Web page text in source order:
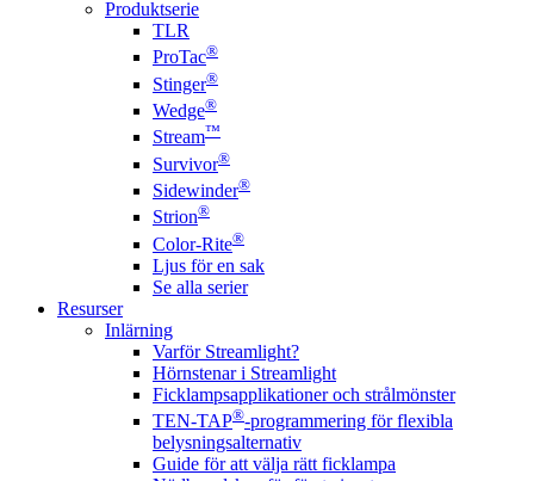
Produktserie
TLR
ProTac®
Stinger®
Wedge®
Stream™
Survivor®
Sidewinder®
Strion®
Color-Rite®
Ljus för en sak
Se alla serier
Resurser
Inlärning
Varför Streamlight?
Hörnstenar i Streamlight
Ficklampsapplikationer och strålmönster
TEN-TAP®-programmering för flexibla
belysningsalternativ
Guide för att välja rätt ficklampa